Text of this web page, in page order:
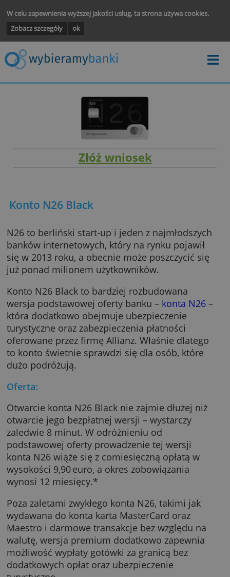
W celu zapewnienia wyższej jakości usług, ta strona używa
Zobacz szczegóły
Konto N26 Black
N26 to berliński start-up i jeden z
banków internetowych, który na rynku
się w 2013 roku, a obecnie może poszczycić
już ponad milionem użytkowników.
Konto N26 Black to bardziej rozbudowana
wersja podstawowej oferty banku –konta
która dodatkowo obejmuje ubezpieczenie
turystyczne oraz zabezpieczenia płatności
oferowane przez firmę Allianz. Właśnie
to konto świetnie sprawdzi się dla osób,
dużo podróżują.
Oferta:
Otwarcie konta N26 Black nie zajmie dłużej
otwarcie jego bezpłatnej wersji – wystarczy
zaledwie 8 minut. W odróżnieniu od
podstawowej oferty prowadzenie tej wersji
konta N26 wiąże się z comiesięczną opłatą w
wysokości 9,90 euro, a okres zobowiązania
wynosi 12 miesięcy.*
Poza zaletami zwykłego konta N26, takimi jak